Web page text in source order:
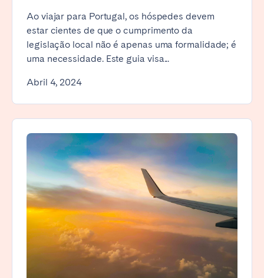
Ao viajar para Portugal, os hóspedes devem
estar cientes de que o cumprimento da
legislação local não é apenas uma formalidade; é
uma necessidade. Este guia visa...
Abril 4, 2024